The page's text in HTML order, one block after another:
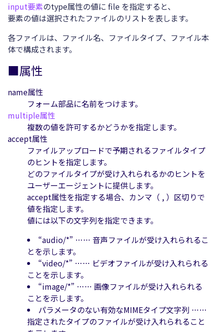
input要素のtype属性の値に file を指定すると、
要素の値は選択されたファイルのリストを表します。
各ファイルは、ファイル名、ファイルタイプ、ファイル本
体で構成されます。
■属性
name属性
フォーム部品に名前をつけます。
multiple属性
複数の値を許可するかどうかを指定します。
accept属性
ファイルアップロードで予期されるファイルタイプ
のヒントを指定します。
どのファイルタイプが受け入れられるかのヒントを
ユーザーエージェントに提供します。
accept属性を指定する場合、カンマ（ , ）区切りで
値を指定します。
値には以下の文字列を指定できます。
“audio/*” …… 音声ファイルが受け入れられるこ
とを示します。
“video/*” …… ビデオファイルが受け入れられる
ことを示します。
“image/*” …… 画像ファイルが受け入れられる
ことを示します。
パラメータのない有効なMIMEタイプ文字列 ……
指定されたタイプのファイルが受け入れられること